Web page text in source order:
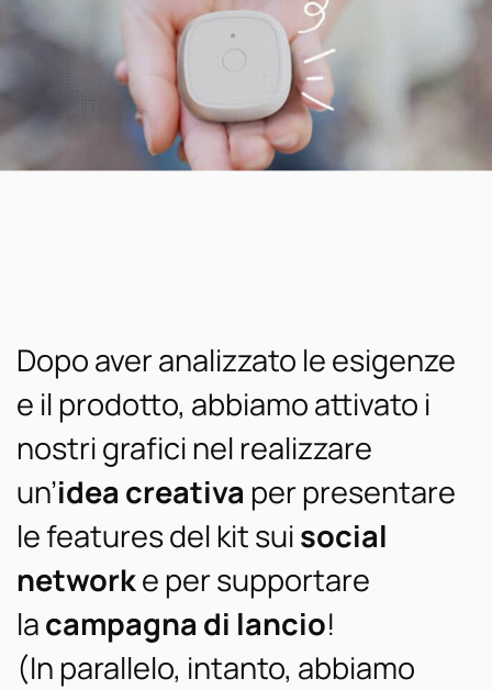
Dopo aver analizzato le esigenze
e il prodotto, abbiamo attivato i
nostri grafici nel realizzare
un’idea creativa per presentare
le features del kit suisocial
networke per supportare
lacampagna di lancio!
(In parallelo, intanto, abbiamo